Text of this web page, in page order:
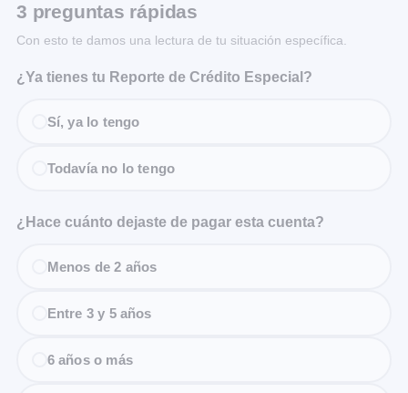
3 preguntas rápidas
Con esto te damos una lectura de tu situación específica.
¿Ya tienes tu Reporte de Crédito Especial?
Sí, ya lo tengo
Todavía no lo tengo
¿Hace cuánto dejaste de pagar esta cuenta?
Menos de 2 años
Entre 3 y 5 años
6 años o más